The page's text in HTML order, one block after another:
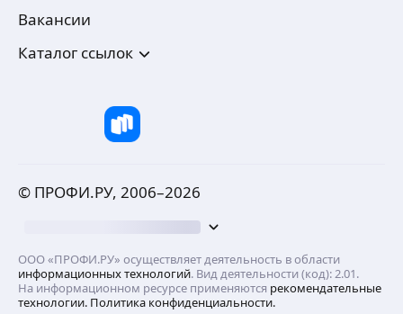
Вакансии
Каталог ссылок
© ПРОФИ.РУ, 2006–2026
ООО «ПРОФИ.РУ» осуществляет деятельность в области
информационных технологий. Вид деятельности (код): 2.01.
На информационном ресурсе применяются рекомендательные
технологии. Политика конфиденциальности.